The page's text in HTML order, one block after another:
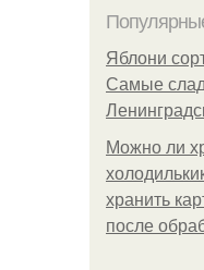
Яблони
Самые
Можно ли
хранить
после